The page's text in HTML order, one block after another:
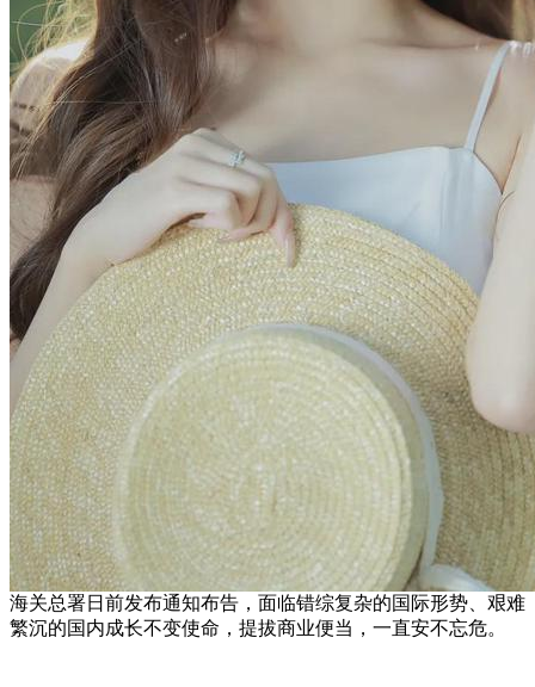
海关总署日前发布通知布告，面临错综复杂的国际形势、艰难
繁沉的国内成长不变使命，提拔商业便当，一直安不忘危。